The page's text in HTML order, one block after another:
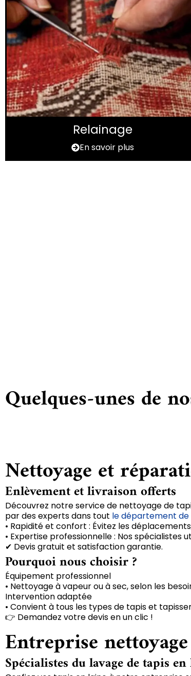
Relainage
En savoir plus
Quelques-unes de
Nettoyage et
Enlèvement et livraison offerts
Découvrez notre service de nettoyage de
par des experts dans tout le département de
• Rapidité et confort : Évitez les
• Expertise professionnelle : Nos
✔ Devis gratuit et satisfaction garantie.
Pourquoi nous choisir ?
Équipement professionnel
• Nettoyage à vapeur ou à sec, selon les
Intervention adaptée
• Convient à tous les types de tapis et
👉 Demandez votre devis en un clic !
Entreprise
Spécialistes du lavage de tapis